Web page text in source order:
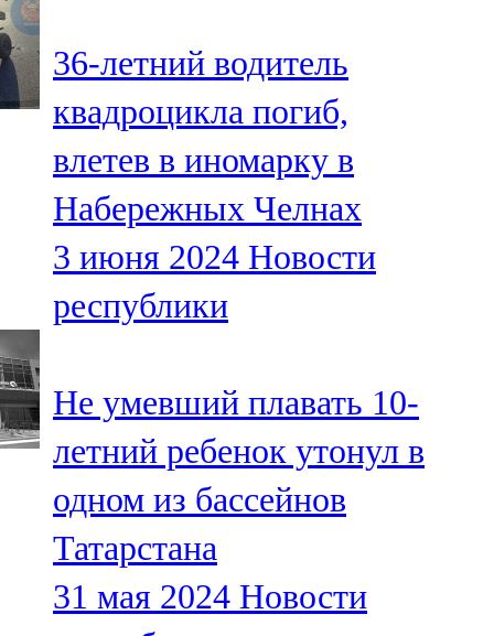
103,0 FM
Чүпрәле
91,0 FM
Шәмәрдән
102,3 FM
Яңа чишмә
Яр Чаллы
105,5 FM
36-летний водитель
квадроцикла погиб,
влетев в иномарку в
Набережных Челнах
3 июня 2024 Новости
республики
Не умевший плавать 10-
летний ребенок утонул в
одном из бассейнов
Татарстана
31 мая 2024 Новости